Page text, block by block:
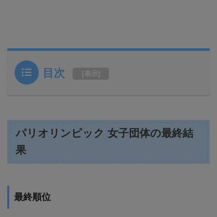
目次 [表示]
パリオリンピック 女子団体の最終結
果
最終順位